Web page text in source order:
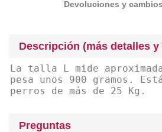
Devoluciones y
Descripción (más detalles y
La talla L mide
pesa unos 900 gramos.
perros de más de 25 Kg.
Preguntas